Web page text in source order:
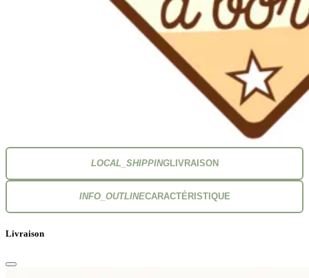
LOCAL_SHIPPINGLIVRAISON
INFO_OUTLINECARACTÉRISTIQUE
Livraison